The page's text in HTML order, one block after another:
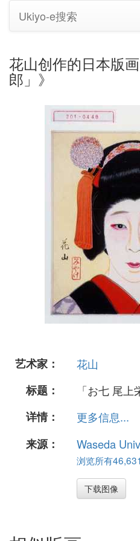
Ukiyo-e搜索
花山创作的日本版
郎」》
艺术家：
花山
标题：
「お七 尾上
详情：
更多信息...
来源：
Waseda
浏览所有
下载图像